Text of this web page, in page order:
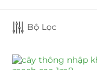
Bộ Lọc